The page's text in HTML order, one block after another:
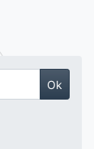
Ok